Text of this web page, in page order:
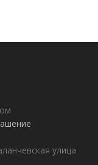
улица